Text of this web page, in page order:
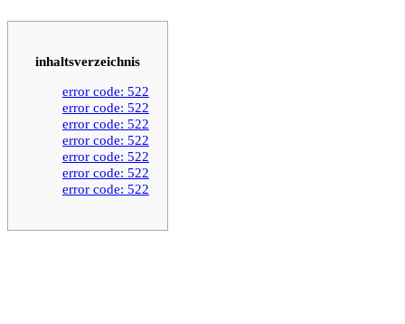
inhaltsverzeichnis
error code: 522
error code: 522
error code: 522
error code: 522
error code: 522
error code: 522
error code: 522